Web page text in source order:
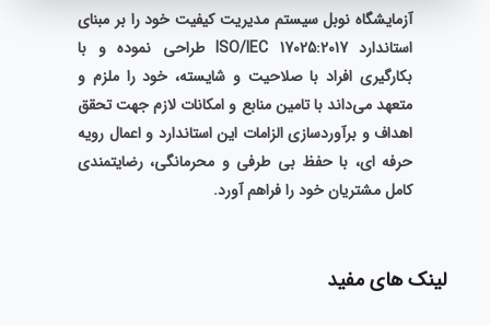
آزمایشگاه نوبل سيستم مديريت كيفيت خود را بر مبناي
استاندارد ‌ISO/IEC 17025:2017 طراحي نموده و با
بکارگیری افراد با صلاحیت و شایسته، خود را ملزم و
متعهد مي‌داند با تامین منابع و امكانات لازم جهت تحقق
اهداف و برآورد‌سازي الزامات اين استاندارد و اعمال رویه
حرفه ای، با حفظ بی طرفی و محرمانگی، رضایتمندی
کامل مشتریان خود را فراهم آورد.
لینک های مفید